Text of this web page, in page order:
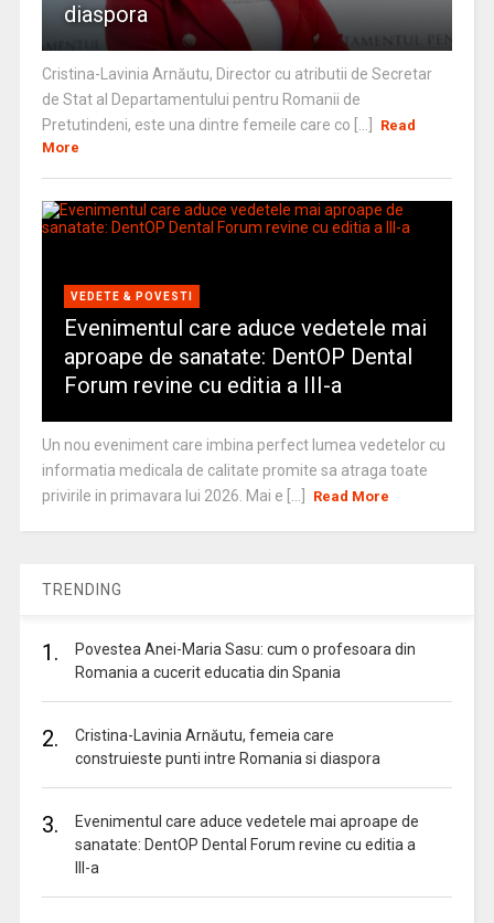
diaspora
Cristina-Lavinia Arnăutu, Director cu atributii de Secretar
de Stat al Departamentului pentru Romanii de
Pretutindeni, este una dintre femeile care co [...]
Read
More
VEDETE & POVESTI
Evenimentul care aduce vedetele mai
aproape de sanatate: DentOP Dental
Forum revine cu editia a III-a
Un nou eveniment care imbina perfect lumea vedetelor cu
informatia medicala de calitate promite sa atraga toate
privirile in primavara lui 2026. Mai e [...]
Read More
TRENDING
1.
Povestea Anei-Maria Sasu: cum o profesoara din
Romania a cucerit educatia din Spania
2.
Cristina-Lavinia Arnăutu, femeia care
construieste punti intre Romania si diaspora
3.
Evenimentul care aduce vedetele mai aproape de
sanatate: DentOP Dental Forum revine cu editia a
III-a